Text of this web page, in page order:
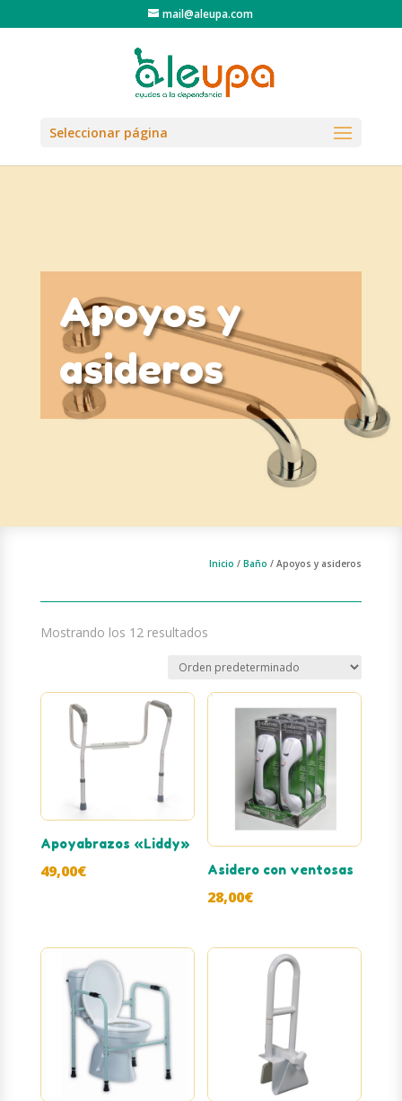
mail@aleupa.com
Seleccionar página
Apoyos y
asideros
Inicio /Baño / Apoyos y asideros
Mostrando los 12 resultados
Apoyabrazos «Liddy»
49,00€ Asidero con ventosas
28,00€